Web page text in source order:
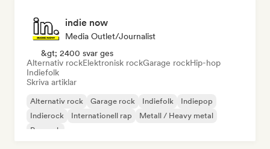
indie now
Media Outlet/Journalist
&gt; 2400 svar ges
Alternativ rockElektronisk rockGarage rockHip-hop
Indiefolk
Skriva artiklar
Alternativ rock Garage rock Indiefolk
Indiepop
Indierock
Internationell rap
Metall / Heavy metal
Poprock